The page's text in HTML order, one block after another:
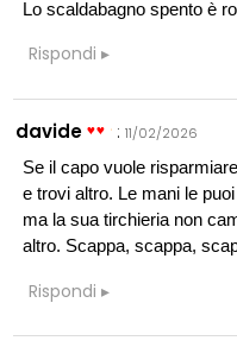
Lo scaldabagno spento è
Rispondi
davide :11/02/2026
Se il capo vuole
e trovi altro. Le mani le
ma la sua tirchieria non
altro. Scappa, scappa,
Rispondi